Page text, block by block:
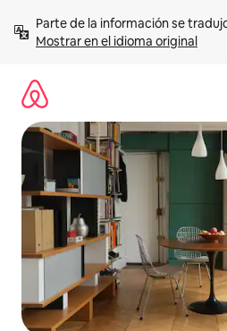
contenidoMostrar en el idioma original